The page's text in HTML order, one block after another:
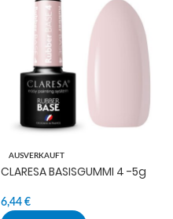
AUSVERKAUFT
CLARESA BASISGUMMI 4 -5g
6,44 €